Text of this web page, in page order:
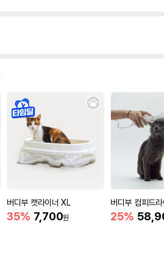
버디부 캣라이너 XL
35% 7,700원
버디부 컴피드
25%